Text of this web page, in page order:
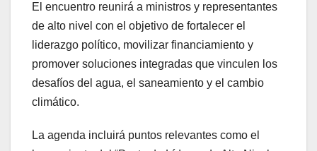
El encuentro reunirá a ministros y representantes
de alto nivel con el objetivo de fortalecer el
liderazgo político, movilizar financiamiento y
promover soluciones integradas que vinculen los
desafíos del agua, el saneamiento y el cambio
climático.
La agenda incluirá puntos relevantes como el